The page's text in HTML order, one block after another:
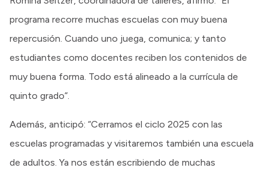
programa recorre muchas escuelas con muy buena
repercusión. Cuando uno juega, comunica; y tanto
estudiantes como docentes reciben los contenidos de
muy buena forma. Todo está alineado a la currícula de
quinto grado”.
Además, anticipó: “Cerramos el ciclo 2025 con las
escuelas programadas y visitaremos también una escuela
de adultos. Ya nos están escribiendo de muchas